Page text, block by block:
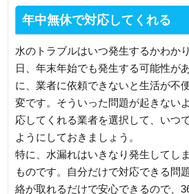
年中無休で対応してくれる
水のトラブルはいつ発生するかわか
日、年末年始でも発生する可能性が
に、業者に依頼できないと生活が不
変です。そういった問題が起きない
応してくれる業者を選択して、いつ
ようにしておきましょう。
特に、水漏れはいきなり発生してし
ものです。自分だけで対応できる問
絡が取れるだけで安心できるので、